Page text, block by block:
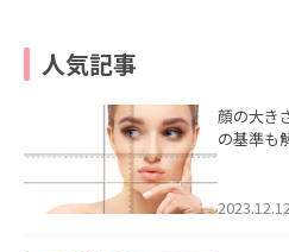
人気記事
顔の大き
の基準も